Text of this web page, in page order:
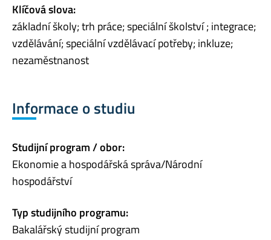
Klíčová slova:
základní školy; trh práce; speciální školství ; integrace;
vzdělávání; speciální vzdělávací potřeby; inkluze;
nezaměstnanost
Informace o studiu
Studijní program / obor:
Ekonomie a hospodářská správa/Národní
hospodářství
Typ studijního programu:
Bakalářský studijní program